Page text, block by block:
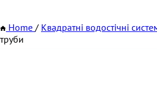
Home / Квадратні водостічні
труби